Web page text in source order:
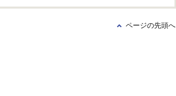
ページの先頭へ